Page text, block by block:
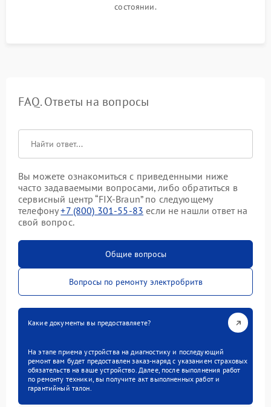
состоянии.
FAQ. Ответы на вопросы
Вы можете ознакомиться с приведенными ниже
часто задаваемыми вопросами, либо обратиться в
сервисный центр “FIX-Braun” по следующему
телефону+7 (800) 301-55-83 если не нашли ответ на
свой вопрос.
Общие вопросы
Вопросы по ремонту электробритв
Какие документы вы предоставляете?
На этапе приема устройства на диагностику и последующий
ремонт вам будет предоставлен заказ-наряд с указанием страховых
обязательств на ваше устройство. Далее, после выполнения работ
по ремонту техники, вы получите акт выполненных работ и
гарантийный талон.